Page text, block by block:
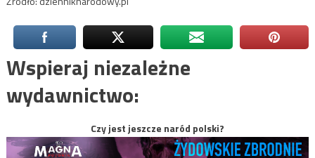
Wspieraj niezależne
wydawnictwo:
Czy jest jeszcze naród polski?